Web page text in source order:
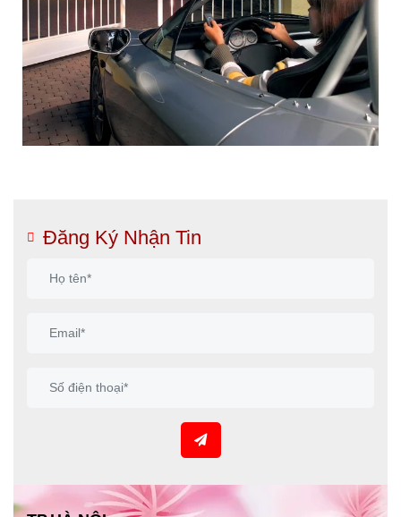
Đăng Ký Nhận Tin